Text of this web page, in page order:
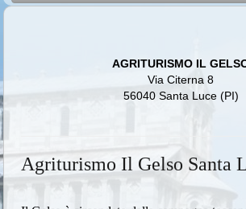
AGRITURISMO IL
Via Citerna 8
56040 Santa Luce (PI)
Agriturismo Il Gelso Santa